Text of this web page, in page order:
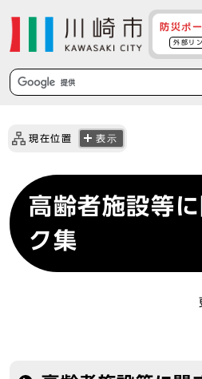
防災ポ
外部リ
現在位置 表示
高齢者施設等
ク集